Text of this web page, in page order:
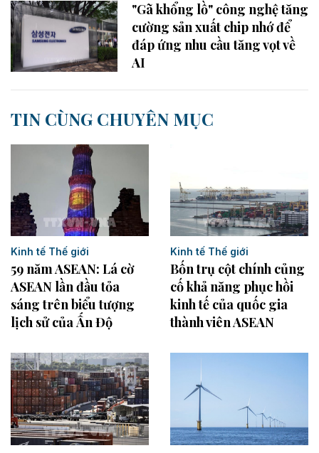
"Gã khổng lồ" công nghệ tăng
cường sản xuất chip nhớ để
đáp ứng nhu cầu tăng vọt về
AI
TIN CÙNG CHUYÊN MỤC
Kinh tế Thế giới
59 năm ASEAN: Lá cờ
ASEAN lần đầu tỏa
sáng trên biểu tượng
lịch sử của Ấn Độ
Kinh tế Thế giới
Bốn trụ cột chính củng
cố khả năng phục hồi
kinh tế của quốc gia
thành viên ASEAN